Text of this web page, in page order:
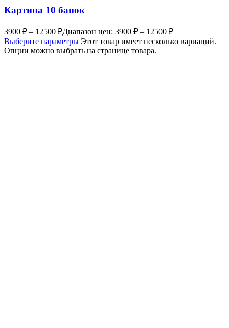
Картина 10 банок
3900 ₽ – 12500 ₽Диапазон цен: 3900 ₽ – 12500 ₽
Выберите параметры Этот товар имеет несколько вариаций.
Опции можно выбрать на странице товара.